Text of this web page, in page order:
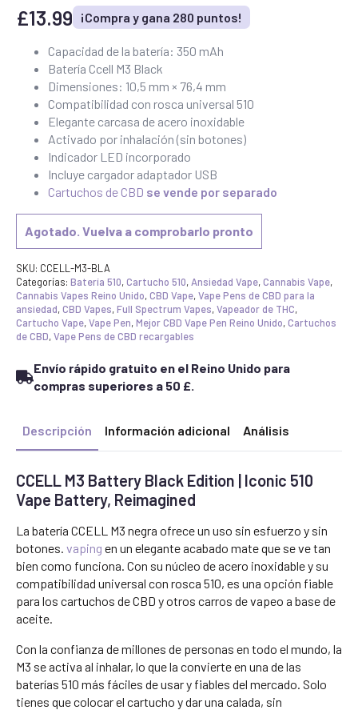
£13.99 ¡Compra y gana 280 puntos!
Capacidad de la batería: 350 mAh
Batería Ccell M3 Black
Dimensiones: 10,5 mm × 76,4 mm
Compatibilidad con rosca universal 510
Elegante carcasa de acero inoxidable
Activado por inhalación (sin botones)
Indicador LED incorporado
Incluye cargador adaptador USB
Cartuchos de CBD se vende por separado
Agotado. Vuelva a comprobarlo pronto
SKU: CCELL-M3-BLA
Categorías: Batería 510,Cartucho 510, Ansiedad Vape,Cannabis Vape,
Cannabis Vapes Reino Unido,CBD Vape,Vape Pens de CBD para la
ansiedad,CBD Vapes,Full Spectrum Vapes,Vapeador de THC,
Cartucho Vape,Vape Pen,Mejor CBD Vape Pen Reino Unido,Cartuchos
de CBD,Vape Pens de CBD recargables
Envío rápido gratuito en el Reino Unido para
compras superiores a 50 £.
Descripción Información adicional Análisis
CCELL M3 Battery Black Edition | Iconic 510
Vape Battery, Reimagined
La batería CCELL M3 negra ofrece un uso sin esfuerzo y sin
botones. vaping en un elegante acabado mate que se ve tan
bien como funciona. Con su núcleo de acero inoxidable y su
compatibilidad universal con rosca 510, es una opción fiable
para los cartuchos de CBD y otros carros de vapeo a base de
aceite.
Con la confianza de millones de personas en todo el mundo, la
M3 se activa al inhalar, lo que la convierte en una de las
baterías 510 más fáciles de usar y fiables del mercado. Solo
tienes que colocar el cartucho y dar una calada, sin